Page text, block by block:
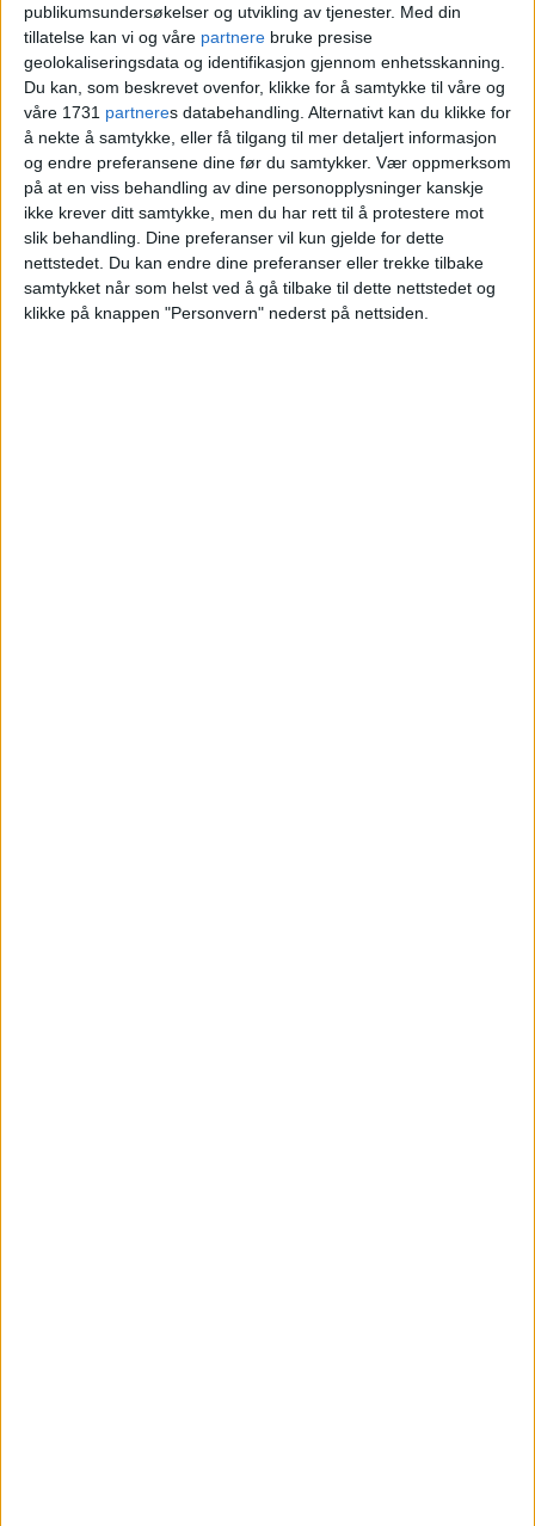
publikumsundersøkelser og utvikling av tjenester. Med din
tillatelse kan vi og våre partnere bruke presise
geolokaliseringsdata og identifikasjon gjennom enhetsskanning.
Du kan, som beskrevet ovenfor, klikke for å samtykke til våre og
våre 1731 partneres databehandling. Alternativt kan du klikke for
å nekte å samtykke, eller få tilgang til mer detaljert informasjon
og endre preferansene dine før du samtykker. Vær oppmerksom
på at en viss behandling av dine personopplysninger kanskje
ikke krever ditt samtykke, men du har rett til å protestere mot
slik behandling. Dine preferanser vil kun gjelde for dette
nettstedet. Du kan endre dine preferanser eller trekke tilbake
samtykket når som helst ved å gå tilbake til dette nettstedet og
klikke på knappen "Personvern" nederst på nettsiden.
— Personen har vært på jobb sammen med
barn i tilsynsordning fredag 17. april. Den
ansatte var sist på jobb i forbindelse med
planlegging av gjenåpning av barnehagen
mandag 20. april, forteller hun.
I forrige uke gjenåpnet landets barnehager
etter å ha vært stengt siden midten av